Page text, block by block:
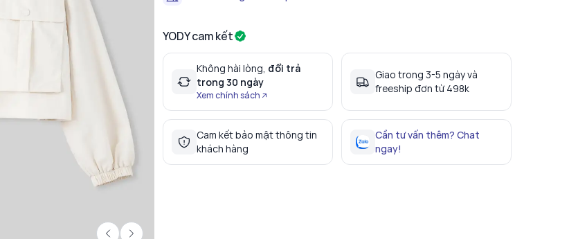
YODY cam kết
Không hài lòng, đổi trả
trong 30 ngày
Xem chính sách
Giao trong 3-5 ngày và
freeship đơn từ 498k
Cam kết bảo mật thông tin
khách hàng
Cần tư vấn thêm? Chat
ngay!